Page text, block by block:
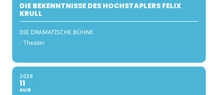
DIE BEKENNTNISSE DES HOCHSTAPLERS FELIX
KRULL
DIE DRAMATISCHE BÜHNE
: Theater
2026
11
AUG